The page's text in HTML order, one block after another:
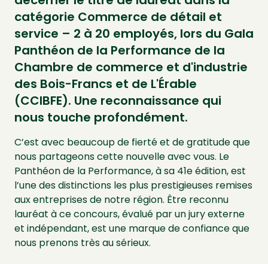
catégorie Commerce de détail et
service – 2 à 20 employés, lors du Gala
Panthéon de la Performance de la
Chambre de commerce et d'industrie
des Bois-Francs et de L'Érable
(CCIBFE). Une reconnaissance qui
nous touche profondément.
C’est avec beaucoup de fierté et de gratitude que
nous partageons cette nouvelle avec vous. Le
Panthéon de la Performance, à sa 41e édition, est
l’une des distinctions les plus prestigieuses remises
aux entreprises de notre région. Être reconnu
lauréat à ce concours, évalué par un jury externe
et indépendant, est une marque de confiance que
nous prenons très au sérieux.